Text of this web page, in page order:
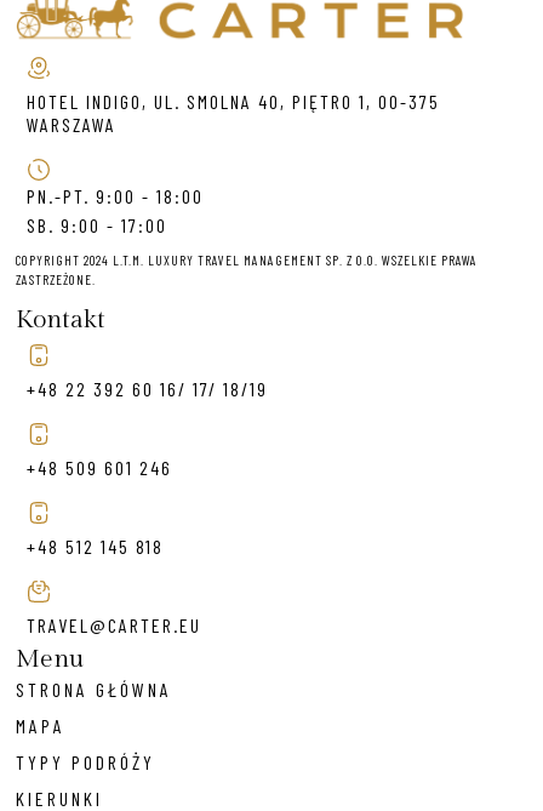
HOTEL INDIGO, UL. SMOLNA 40, PIĘTRO 1, 00-375
WARSZAWA
PN.-PT. 9:00 - 18:00
SB. 9:00 - 17:00
COPYRIGHT 2024 L.T.M. LUXURY TRAVEL MANAGEMENT SP. Z O.O. WSZELKIE PRAWA
ZASTRZEŻONE.
Kontakt
+48 22 392 60 16/ 17/ 18/19
+48 509 601 246
+48 512 145 818
TRAVEL@CARTER.EU
Menu
STRONA GŁÓWNA
MAPA
TYPY PODRÓŻY
KIERUNKI